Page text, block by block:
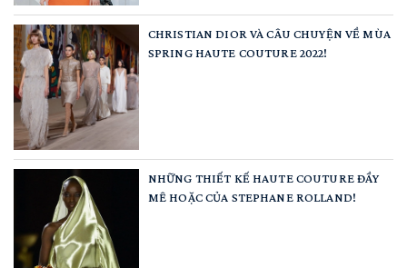
CHRISTIAN DIOR VÀ CÂU CHUYỆN VỀ MÙA
SPRING HAUTE COUTURE 2022!
NHỮNG THIẾT KẾ HAUTE COUTURE ĐẦY
MÊ HOẶC CỦA STEPHANE ROLLAND!